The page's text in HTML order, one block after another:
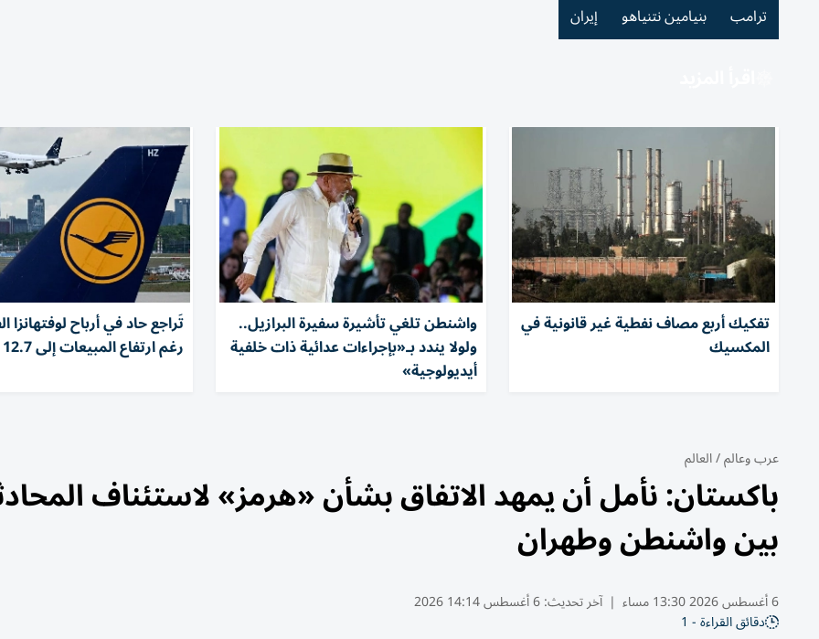
ترامب بنيامين نتنياهو إيران
تفكيك أربع مصاف نفطية غير قانونية في
المكسيك
واشنطن تلغي تأشيرة سفيرة البرازيل..
ولولا يندد بـ«بإجراءات عدائية ذات خلفية
أيديولوجية»
تَراجع حاد في أرباح لوفتهانزا
رغم ارتفاع المبيعات إلى 12.7 مليار دولار
عرب وعالم/العالم
باكستان: نأمل أن يمهد الاتفاق بشأن «هرمز» لاستئناف
بين واشنطن وطهران
6 أغسطس 2026 13:30 مساء | آخر تحديث:6 أغسطس 14:14 2026
دقائق القراءة - 1